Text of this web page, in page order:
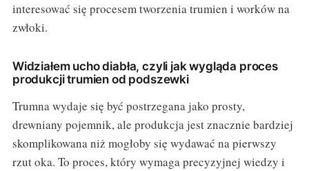
interesować się procesem tworzenia trumien i worków na
zwłoki.
Widziałem ucho diabła, czyli jak wygląda proces
produkcji trumien od podszewki
Trumna wydaje się być postrzegana jako prosty,
drewniany pojemnik, ale produkcja jest znacznie bardziej
skomplikowana niż mogłoby się wydawać na pierwszy
rzut oka. To proces, który wymaga precyzyjnej wiedzy i